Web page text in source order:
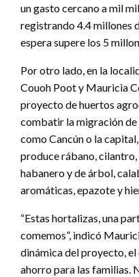
un gasto cercano a mil
registrando 4.4 millones
espera supere los 5
Por otro lado, en la
Couoh Poot y Mauricia
proyecto de huertos
combatir la migración
como Cancún o la
produce rábano,
habanero y de árbol,
aromáticas, epazote y
“Estas hortalizas, una
comemos”, indicó
dinámica del proyecto,
ahorro para las familias.